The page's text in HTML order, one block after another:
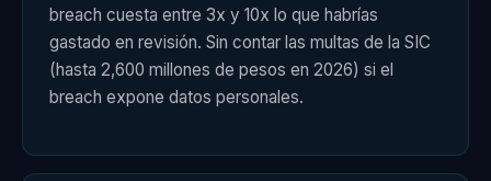
breach cuesta entre 3x y 10x lo que habrías
gastado en revisión. Sin contar las multas de la SIC
(hasta 2,600 millones de pesos en 2026) si el
breach expone datos personales.